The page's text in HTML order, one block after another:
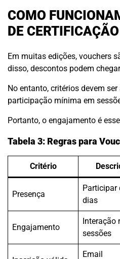
COMO
DE CERTIFICAÇÃO
Em muitas edições, vouchers
disso, descontos podem
No entanto, critérios devem
participação mínima em
Portanto, o engajamento é
Tabela 3: Regras para
Critério
Presença
Participar
dias
Engajamento
Interação
sessões
Email